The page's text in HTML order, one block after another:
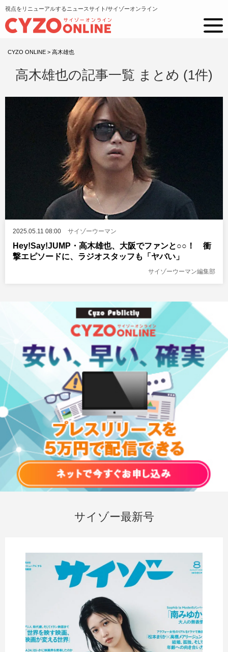
視点をリニューアルするニュースサイト/サイゾーオンライン
CYZO ONLINE > 高木雄也
高木雄也の記事一覧 まとめ (1件)
2025.05.11 08:00 サイゾーウーマン
Hey!Say!JUMP・高木雄也、大阪でファンと○○！ 衝
撃エピソードに、ラジオスタッフも「ヤバい」
サイゾーウーマン編集部
サイゾー最新号